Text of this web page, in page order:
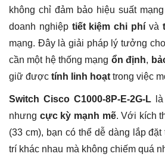
không chỉ đảm bảo hiệu suất
doanh nghiệp tiết kiệm chi phí và
mạng. Đây là giải pháp lý tưởng
cần một hệ thống mạng ổn định,
giữ được tính linh hoạt trong việc
Switch Cisco C1000-8P-E-2G-L
nhưng cực kỳ mạnh mẽ. Với kích
(33 cm), bạn có thể dễ dàng lắp
trí khác nhau mà không chiếm quá